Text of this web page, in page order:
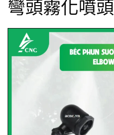
鍵
字:
彎頭霧化噴頭